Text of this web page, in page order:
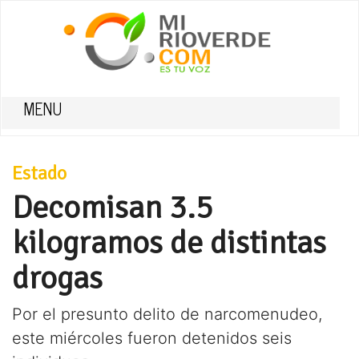
MENU
Estado
Decomisan 3.5
kilogramos de distintas
drogas
Por el presunto delito de narcomenudeo,
este miércoles fueron detenidos seis